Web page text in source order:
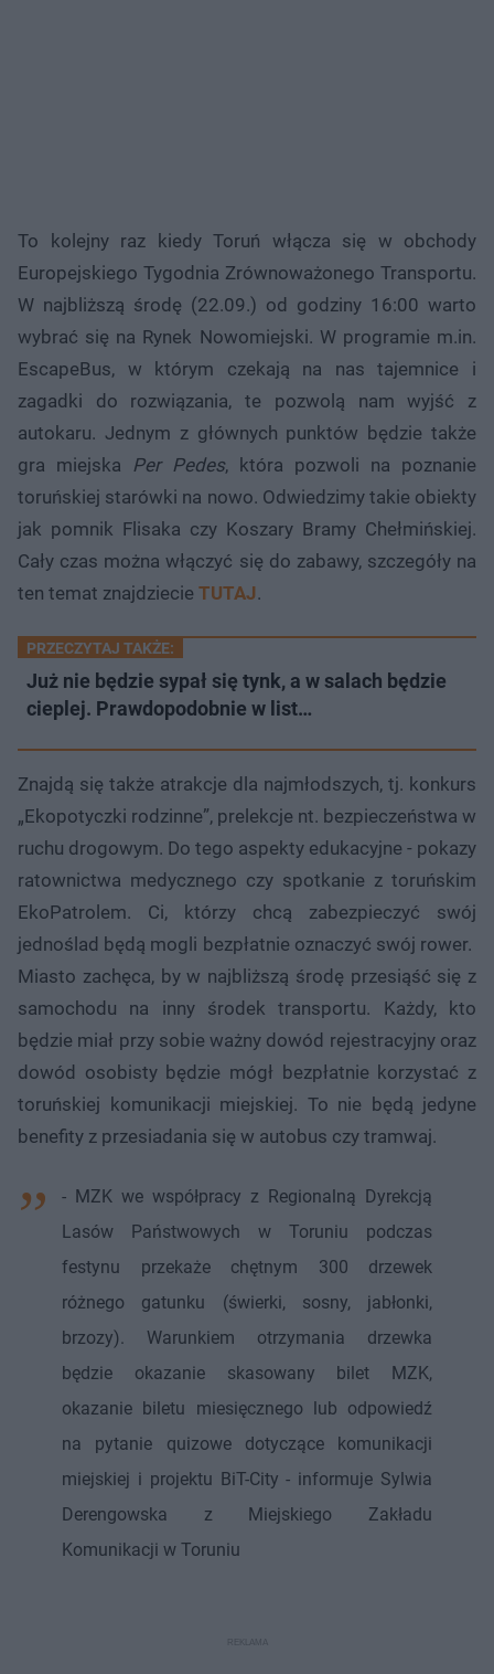
To kolejny raz kiedy Toruń włącza się w obchody
Europejskiego Tygodnia Zrównoważonego Transportu.
W najbliższą środę (22.09.) od godziny 16:00 warto
wybrać się na Rynek Nowomiejski. W programie m.in.
EscapeBus, w którym czekają na nas tajemnice i
zagadki do rozwiązania, te pozwolą nam wyjść z
autokaru. Jednym z głównych punktów będzie także
gra miejska Per Pedes, która pozwoli na poznanie
toruńskiej starówki na nowo. Odwiedzimy takie obiekty
jak pomnik Flisaka czy Koszary Bramy Chełmińskiej.
Cały czas można włączyć się do zabawy, szczegóły na
ten temat znajdziecie TUTAJ.
PRZECZYTAJ TAKŻE:
Już nie będzie sypał się tynk, a w salach będzie
cieplej. Prawdopodobnie w list…
Znajdą się także atrakcje dla najmłodszych, tj. konkurs
„Ekopotyczki rodzinne”, prelekcje nt. bezpieczeństwa w
ruchu drogowym. Do tego aspekty edukacyjne - pokazy
ratownictwa medycznego czy spotkanie z toruńskim
EkoPatrolem. Ci, którzy chcą zabezpieczyć swój
jednoślad będą mogli bezpłatnie oznaczyć swój rower.
Miasto zachęca, by w najbliższą środę przesiąść się z
samochodu na inny środek transportu. Każdy, kto
będzie miał przy sobie ważny dowód rejestracyjny oraz
dowód osobisty będzie mógł bezpłatnie korzystać z
toruńskiej komunikacji miejskiej. To nie będą jedyne
benefity z przesiadania się w autobus czy tramwaj.
- MZK we współpracy z Regionalną Dyrekcją
Lasów Państwowych w Toruniu podczas
festynu przekaże chętnym 300 drzewek
różnego gatunku (świerki, sosny, jabłonki,
brzozy). Warunkiem otrzymania drzewka
będzie okazanie skasowany bilet MZK,
okazanie biletu miesięcznego lub odpowiedź
na pytanie quizowe dotyczące komunikacji
miejskiej i projektu BiT-City - informuje Sylwia
Derengowska z Miejskiego Zakładu
Komunikacji w Toruniu